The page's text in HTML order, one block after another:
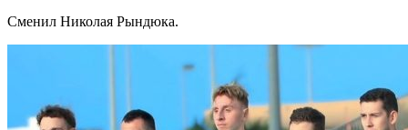
Сменил Николая Рындюка.